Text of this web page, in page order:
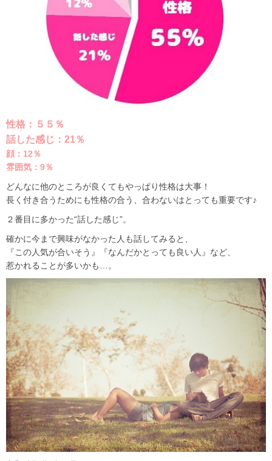
性格：５５％
話した感じ：21％
顔：12％
雰囲気：9％
どんなに他のところが良くてもやっぱり性格は大事！
長く付き合うためにも性格の合う、合わないはとっても重要です♪
２番目に多かった“話した感じ”。
確かに今まで興味がなかった人も話してみると、
『この人気が合いそう』『なんだかとっても良い人』など、
惹かれることが多いかも…。